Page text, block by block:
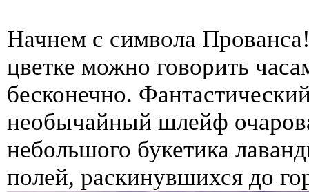
Начнем с символа
цветке можно говорить
бесконечно.
необычайный шлейф
небольшого букетика
полей, раскинувшихся до